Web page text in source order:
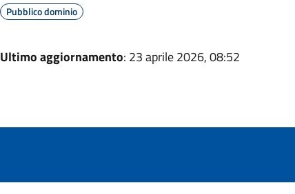
Pubblico dominio
Ultimo aggiornamento: 23 aprile 2026, 08:52